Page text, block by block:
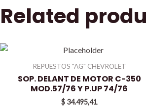
Related
REPUESTOS "AG" CHEVROLET
SOP. DELANT DE MOTOR C-350
MOD.57/76 Y P.UP 74/76
$ 34.495,41